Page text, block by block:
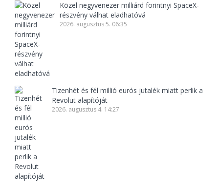
Közel negyvenezer milliárd forintnyi SpaceX-
részvény válhat eladhatóvá
2026. augusztus 5. 06:35
Tizenhét és fél millió eurós jutalék miatt perlik a
Revolut alapítóját
2026. augusztus 4. 14:27